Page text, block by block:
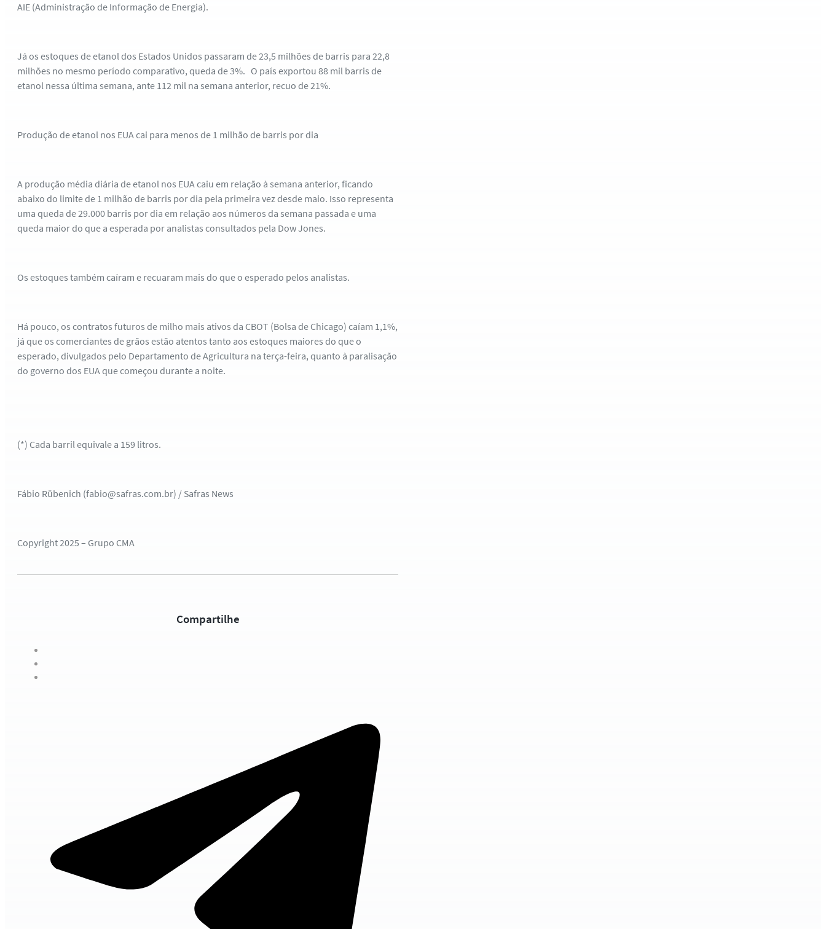
AIE (Administração de Informação de Energia).
Já os estoques de etanol dos Estados Unidos passaram de 23,5 milhões de barris para 22,8
milhões no mesmo período comparativo, queda de 3%. O país exportou 88 mil barris de
etanol nessa última semana, ante 112 mil na semana anterior, recuo de 21%.
Produção de etanol nos EUA cai para menos de 1 milhão de barris por dia
A produção média diária de etanol nos EUA caiu em relação à semana anterior, ficando
abaixo do limite de 1 milhão de barris por dia pela primeira vez desde maio. Isso representa
uma queda de 29.000 barris por dia em relação aos números da semana passada e uma
queda maior do que a esperada por analistas consultados pela Dow Jones.
Os estoques também caíram e recuaram mais do que o esperado pelos analistas.
Há pouco, os contratos futuros de milho mais ativos da CBOT (Bolsa de Chicago) caíam 1,1%,
já que os comerciantes de grãos estão atentos tanto aos estoques maiores do que o
esperado, divulgados pelo Departamento de Agricultura na terça-feira, quanto à paralisação
do governo dos EUA que começou durante a noite.
(*) Cada barril equivale a 159 litros.
Fábio Rübenich (fabio@safras.com.br) / Safras News
Copyright 2025 – Grupo CMA
Compartilhe